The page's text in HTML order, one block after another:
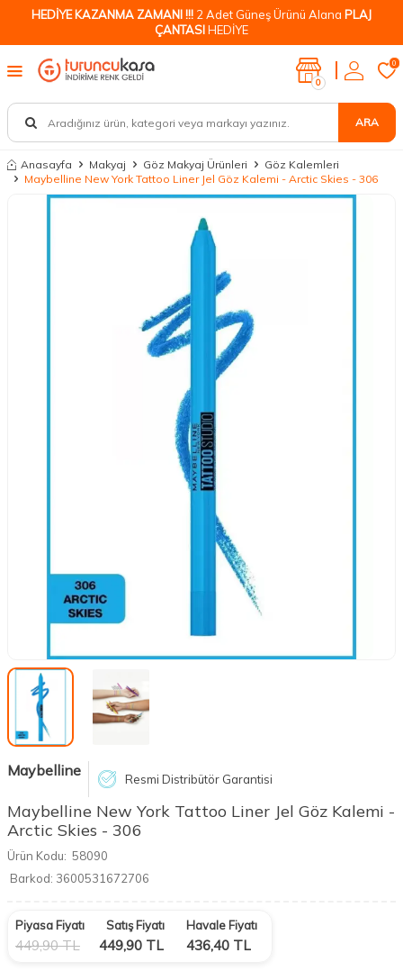
HEDİYE KAZANMA ZAMANI !!! 2 Adet Güneş Ürünü Alana PLAJ
ÇANTASIHEDİYE
ARA
0
0
Anasayfa Makyaj Göz Makyaj Ürünleri
Göz Kalemleri
Maybelline New York Tattoo Liner Jel Göz Kalemi - Arctic Skies - 306
Maybelline Resmi Distribütör Garantisi
Maybelline New York Tattoo Liner Jel Göz Kalemi -
Arctic Skies - 306
Ürün Kodu: 58090
Barkod: 3600531672706
Piyasa Fiyatı
449,90TL
Satış Fiyatı
449,90 TL
Havale Fiyatı
436,40 TL